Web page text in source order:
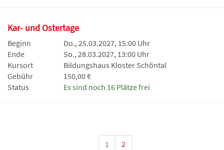
Kar- und Ostertage
Beginn
Do., 25.03.2027, 15:00 Uhr
Ende
So., 28.03.2027, 13:00 Uhr
Kursort
Bildungshaus Kloster Schöntal
Gebühr
150,00 €
Status
Es sind noch 16 Plätze frei
1 2